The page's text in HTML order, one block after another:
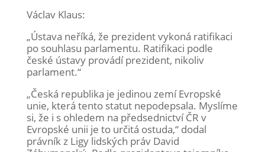
Václav Klaus:
„Ústava neříká, že prezident vykoná ratifikaci
po souhlasu parlamentu. Ratifikaci podle
české ústavy provádí prezident, nikoliv
parlament.“
„Česká republika je jedinou zemí Evropské
unie, která tento statut nepodepsala. Myslíme
si, že i s ohledem na předsednictví ČR v
Evropské unii je to určitá ostuda,“ dodal
právník z Ligy lidských práv David